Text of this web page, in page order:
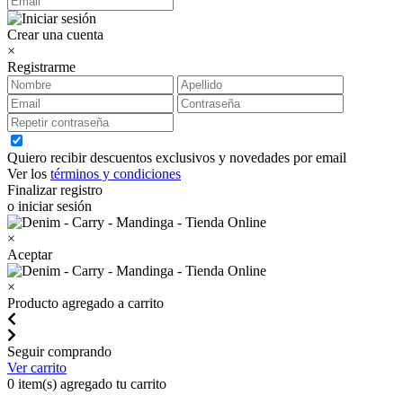
Crear una cuenta
×
Registrarme
Quiero recibir descuentos exclusivos y novedades por email
Ver los términos y condiciones
Finalizar registro
o iniciar sesión
×
Aceptar
×
Producto agregado a carrito
Seguir comprando
Ver carrito
0 item(s) agregado tu carrito